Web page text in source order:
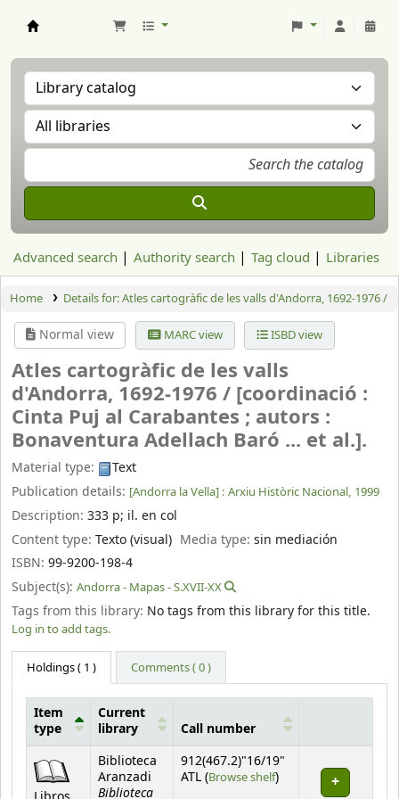
Advanced search Authority search Tag cloud Libraries
Home Details for:Atles cartogràfic de les valls d'Andorra, 1692-1976 /
Normal view MARC view ISBD view
Atles cartogràfic de les valls
d'Andorra, 1692-1976 / [coordinació :
Cinta Puj al Carabantes ; autors :
Bonaventura Adellach Baró ... et al.].
Material type:
Text
Publication details: [Andorra la Vella] : Arxiu Històric Nacional, 1999
Description: 333 p; il. en col
Content type: Texto (visual) Media type:sin mediación
ISBN: 99-9200-198-4
Subject(s): Andorra - Mapas - S.XVII-XX
Tags from this library: No tags from this library for this title.
Log in to add tags.
Holdings( 1 ) Comments ( 0 )
Item
type
Current
library
Call number
Biblioteca
Aranzadi
Biblioteca
912(467.2)"16/19"
ATL (Browse shelf(Opens below)
)